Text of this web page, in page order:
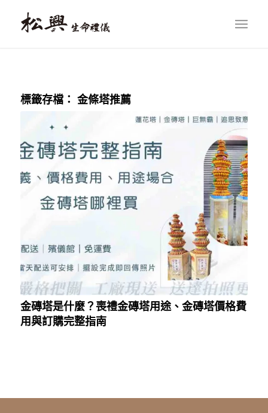
標籤存檔： 金條塔推薦
金磚塔是什麼？喪禮金磚塔用途、金磚塔價格費
用與訂購完整指南